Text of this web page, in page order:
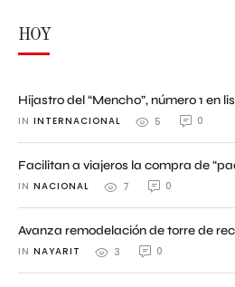
HOY
Hijastro del “Mencho”, número 1 en
IN INTERNACIONAL 5 0
Facilitan a viajeros la compra de
IN NACIONAL 7 0
Avanza remodelación de torre de
IN NAYARIT 3 0